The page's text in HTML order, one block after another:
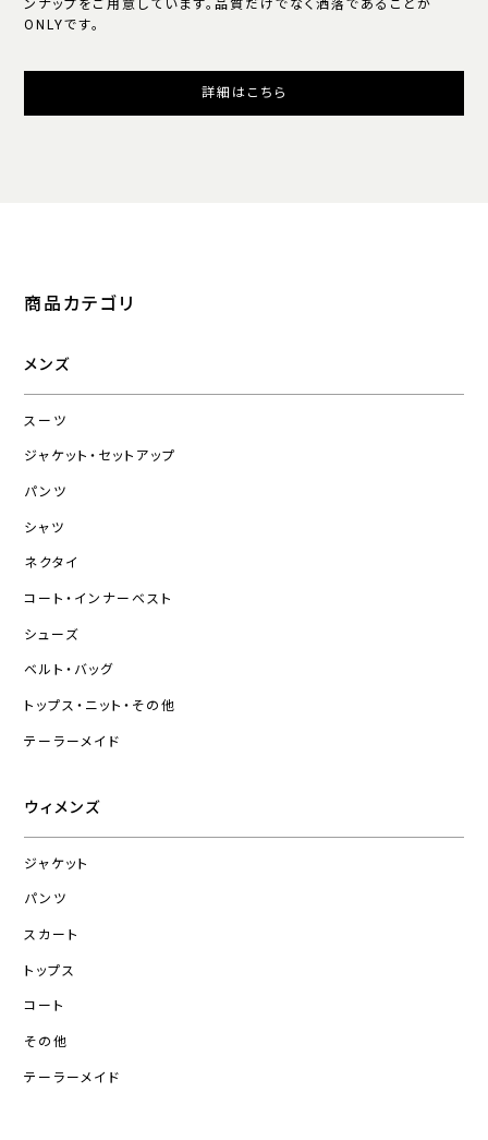
ンナップをご用意しています。品質だけでなく洒落であることが
ONLYです。
詳細はこちら
商品カテゴリ
メンズ
スーツ
ジャケット・セットアップ
パンツ
シャツ
ネクタイ
コート・インナーベスト
シューズ
ベルト・バッグ
トップス・ニット・その他
テーラーメイド
ウィメンズ
ジャケット
パンツ
スカート
トップス
コート
その他
テーラーメイド